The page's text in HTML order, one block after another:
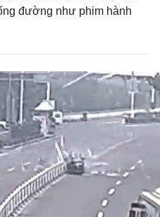
đường như phim hành